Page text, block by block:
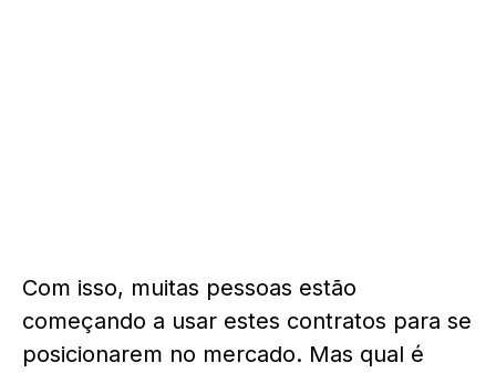
Com isso, muitas pessoas estão
começando a usar estes contratos para se
posicionarem no mercado. Mas qual é